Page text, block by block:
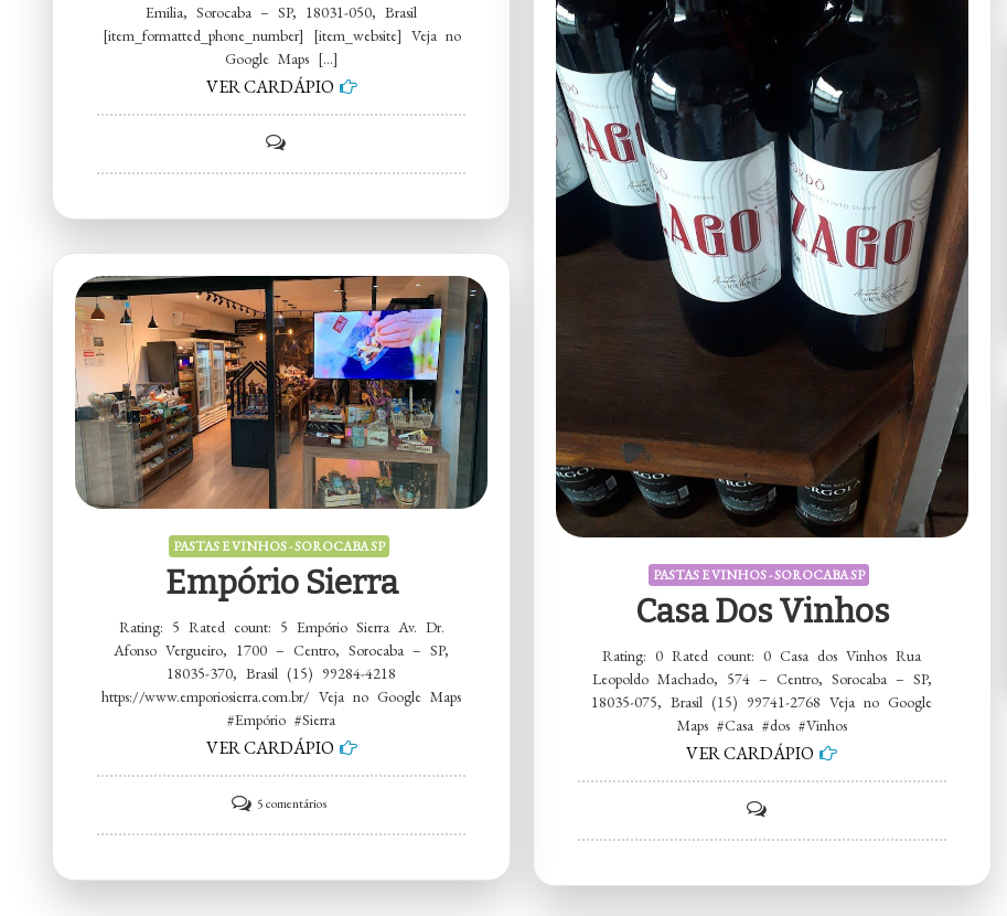
Emilia, Sorocaba – SP, 18031-050, Brasil
[item_formatted_phone_number] [item_website] Veja no
Google Maps […]
VER CARDÁPIO
Lasanhas
PASTAS E VINHOS - SOROCABA SP
Casa Dos Vinhos
Rating: 0 Rated count: 0 Casa dos Vinhos Rua
Leopoldo Machado, 574 – Centro, Sorocaba – SP,
18035-075, Brasil (15) 99741-2768 Veja no Google
Maps #Casa #dos #Vinhos
VER CARDÁPIO
Casa
PASTAS E VINHOS - SOROCABA SP
Empório Sierra
Rating: 5 Rated count: 5 Empório Sierra Av. Dr.
Afonso Vergueiro, 1700 – Centro, Sorocaba – SP,
18035-370, Brasil (15) 99284-4218
https://www.emporiosierra.com.br/ Veja no Google Maps
#Empório #Sierra
VER CARDÁPIO
5 comentáriosem
Empório